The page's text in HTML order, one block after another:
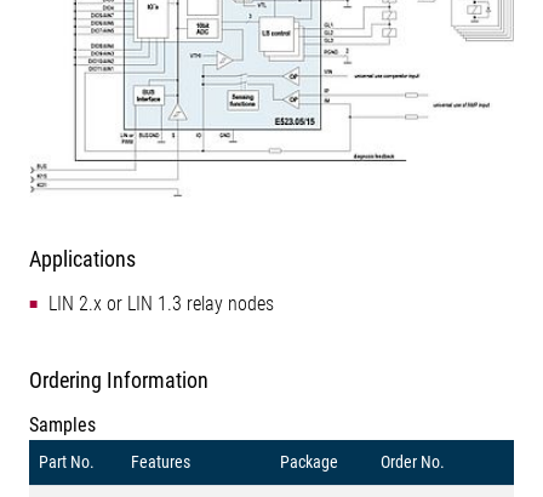
Applications
LIN 2.x or LIN 1.3 relay nodes
Ordering Information
Samples
Part No. Features Package Order No.